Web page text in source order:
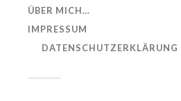
ÜBER MICH…
IMPRESSUM
DATENSCHUTZERKLÄRUNG